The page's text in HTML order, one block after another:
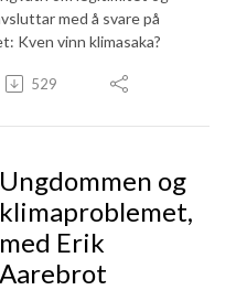
med å svare på
Kven vinn klimasaka?
529
Ungdommen og
klimaproblemet,
med Erik
Aarebrot